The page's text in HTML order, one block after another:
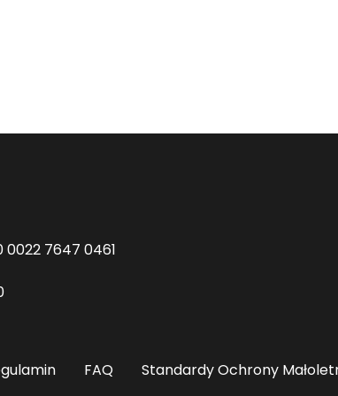
0022 7647 0461
FAQ Standardy Ochrony